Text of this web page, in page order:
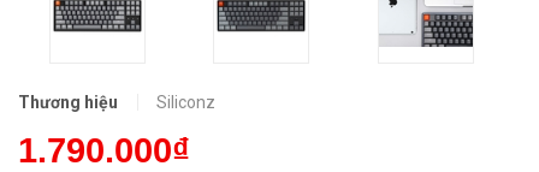
Thương hiệu Siliconz
1.790.000₫